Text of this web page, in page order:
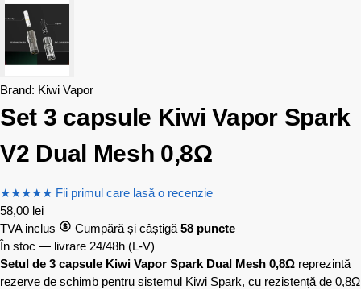
Brand: Kiwi Vapor
Set 3 capsule Kiwi Vapor Spark
V2 Dual Mesh 0,8Ω
★★★★★ Fii primul care lasă o recenzie
58,00 lei
TVA inclus
Cumpără și câștigă 58 puncte
În stoc — livrare 24/48h (L-V)
Setul de 3 capsule Kiwi Vapor Spark Dual Mesh 0,8Ω reprezintă
rezerve de schimb pentru sistemul Kiwi Spark, cu rezistență de 0,8Ω